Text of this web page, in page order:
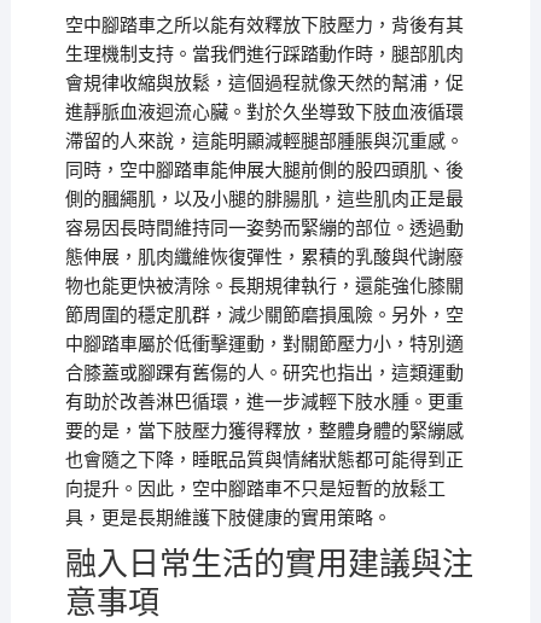
空中腳踏車之所以能有效釋放下肢壓力，背後有其
生理機制支持。當我們進行踩踏動作時，腿部肌肉
會規律收縮與放鬆，這個過程就像天然的幫浦，促
進靜脈血液迴流心臟。對於久坐導致下肢血液循環
滯留的人來說，這能明顯減輕腿部腫脹與沉重感。
同時，空中腳踏車能伸展大腿前側的股四頭肌、後
側的膕繩肌，以及小腿的腓腸肌，這些肌肉正是最
容易因長時間維持同一姿勢而緊繃的部位。透過動
態伸展，肌肉纖維恢復彈性，累積的乳酸與代謝廢
物也能更快被清除。長期規律執行，還能強化膝關
節周圍的穩定肌群，減少關節磨損風險。另外，空
中腳踏車屬於低衝擊運動，對關節壓力小，特別適
合膝蓋或腳踝有舊傷的人。研究也指出，這類運動
有助於改善淋巴循環，進一步減輕下肢水腫。更重
要的是，當下肢壓力獲得釋放，整體身體的緊繃感
也會隨之下降，睡眠品質與情緒狀態都可能得到正
向提升。因此，空中腳踏車不只是短暫的放鬆工
具，更是長期維護下肢健康的實用策略。
融入日常生活的實用建議與注
意事項